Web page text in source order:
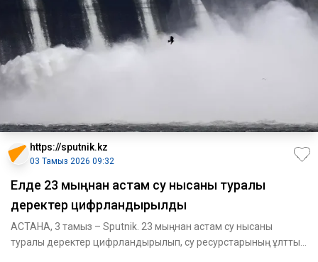
https://sputnik.kz
03 Тамыз 2026 09:32
Елде 23 мыңнан астам су нысаны туралы
деректер цифрландырылды
АСТАНА, 3 тамыз – Sputnik. 23 мыңнан астам су нысаны
туралы деректер цифрландырылып, су ресурстарының ұлттық